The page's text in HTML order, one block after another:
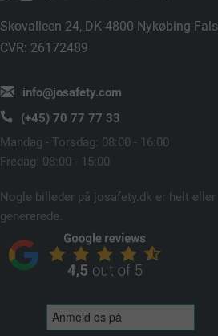
Skovalleen 24, DK-4800 Nykøbing
CVR: 26172489
info@josafety.com
(+45) 70 77 77 33
Mandag - Torsdag: 08:00 - 16:00
Fredag: 08:00 - 15:00
Nogle billeder på josafety.dk er helt
genererede.